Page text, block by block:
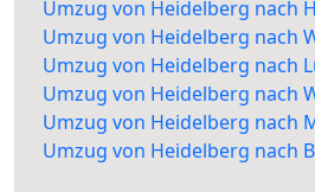
Umzug von Heidelberg nach
Umzug von Heidelberg nach
Umzug von Heidelberg nach
Umzug von Heidelberg nach
Umzug von Heidelberg nach
Umzug von Heidelberg nach